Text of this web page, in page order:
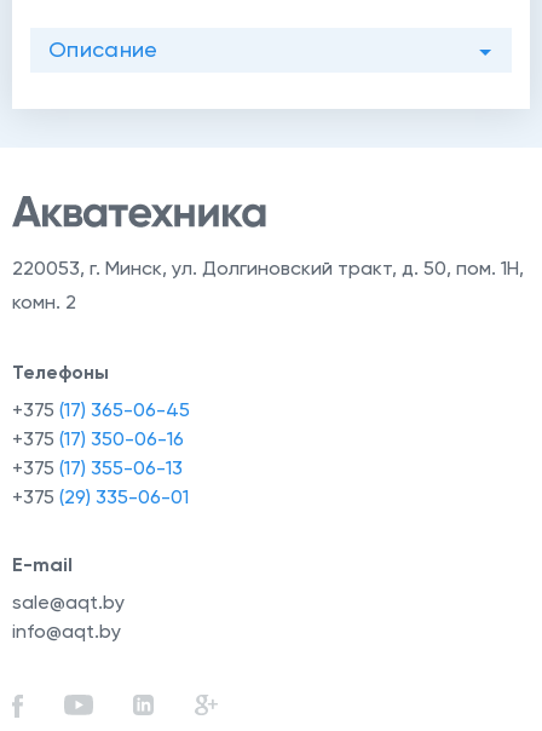
Описание
220053, г. Минск, ул. Долгиновский тракт, д. 50, пом. 1Н,
комн. 2
Телефоны
+375 (17) 365-06-45
+375 (17) 350-06-16
+375 (17) 355-06-13
+375 (29) 335-06-01
E-mail
sale@aqt.by
info@aqt.by